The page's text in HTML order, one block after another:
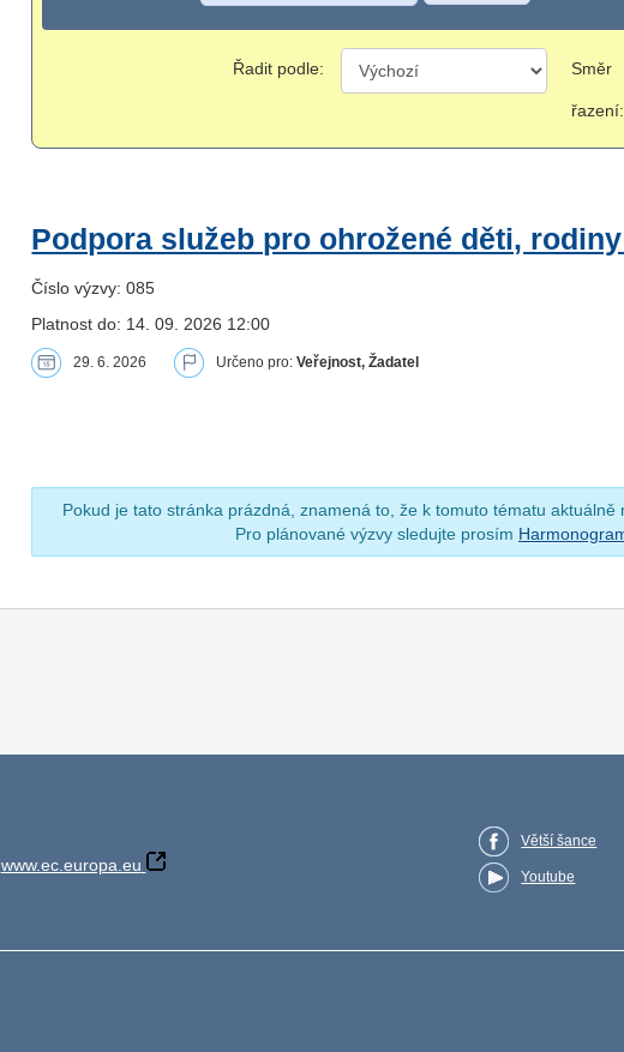
Řadit podle: Směr
řazení:
Podpora služeb pro ohrožené děti,
Číslo výzvy: 085
Platnost do: 14. 09. 2026 12:00
29. 6. 2026 Určeno pro:Veřejnost, Žadatel
Pokud je tato stránka prázdná, znamená to, že k tomuto tématu aktuálně
Pro plánované výzvy sledujte prosím
www.ec.europa.eu
Větší šance
Youtube